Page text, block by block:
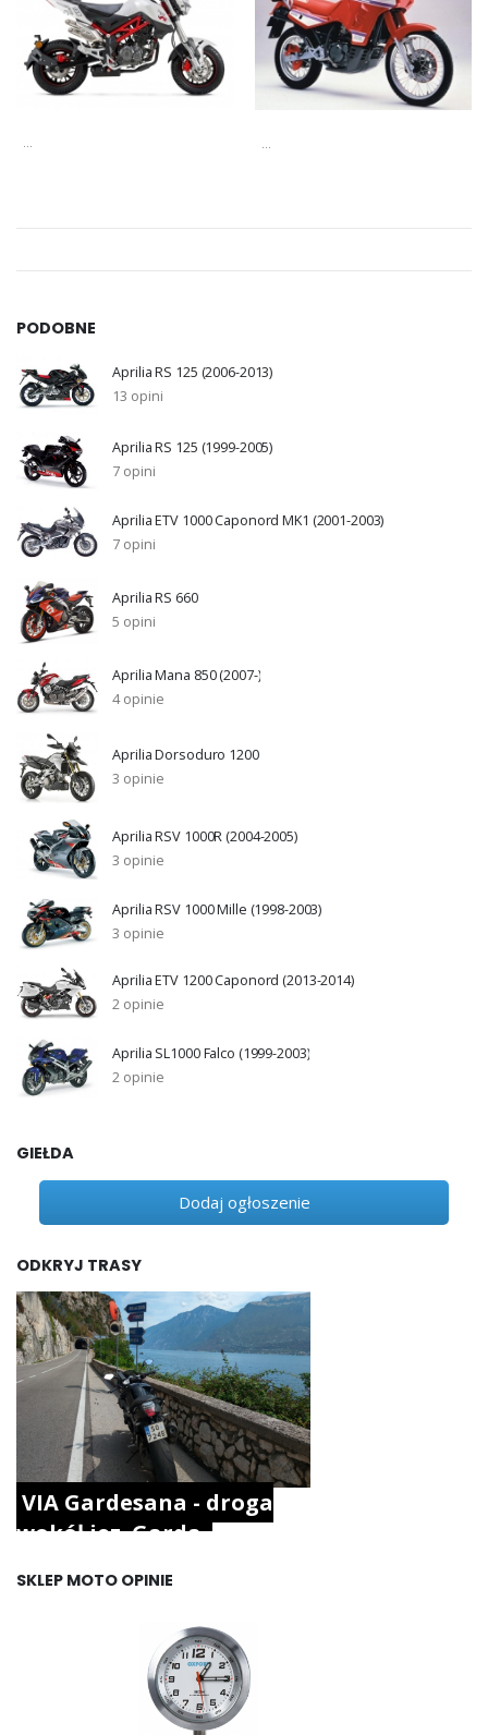
PODOBNE
Aprilia RS 125 (2006-2013)
13 opini
Aprilia RS 125 (1999-2005)
7 opini
Aprilia ETV 1000 Caponord MK1 (2001-2003)
7 opini
Aprilia RS 660
5 opini
Aprilia Mana 850 (2007-)
4 opinie
Aprilia Dorsoduro 1200
3 opinie
Aprilia RSV 1000R (2004-2005)
3 opinie
Aprilia RSV 1000 Mille (1998-2003)
3 opinie
Aprilia ETV 1200 Caponord (2013-2014)
2 opinie
Aprilia SL1000 Falco (1999-2003)
2 opinie
GIEŁDA
Dodaj ogłoszenie
ODKRYJ TRASY
VIA Gardesana - droga
wokół jez. Garda.
SKLEP MOTO OPINIE